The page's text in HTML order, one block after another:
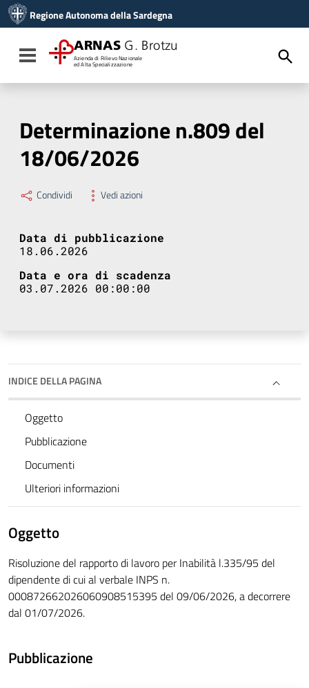
Vai al menu di navigazione
Vai al footer
Regione Autonoma della Sardegna
Toggle navigation
ARNAS G. Brotzu
Azienda di Rilievo Nazionale
ed Alta Specializzazione
Determinazione n.809 del
18/06/2026
Condividi Vedi azioni
Data di pubblicazione
18.06.2026
Data e ora di scadenza
03.07.2026 00:00:00
INDICE DELLA PAGINA
Oggetto
Pubblicazione
Documenti
Ulteriori informazioni
Oggetto
Risoluzione del rapporto di lavoro per Inabilità l.335/95 del
dipendente di cui al verbale INPS n.
000872662026060908515395 del 09/06/2026, a decorrere
dal 01/07/2026.
Pubblicazione